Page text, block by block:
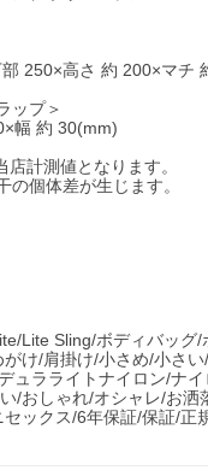
250×高さ 約 200×マチ
ップ＞
幅 約 30(mm)
計測値となります。
個体差が生じます。
Lite Sling/ボディバッ
がけ/肩掛け/小さめ/小さ
ュラライトナイロン/ナ
/おしゃれ/オシャレ/お
ックス/6年保証/保証/正